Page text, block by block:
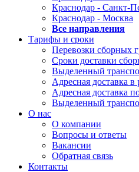
Краснодар - Санкт-
Краснодар - Москва
Все направления
Тарифы и сроки
Перевозки сборных
Сроки доставки
Выделенный
Адресная доставка в
Адресная доставка
Выделенный
О нас
О компании
Вопросы и ответы
Вакансии
Обратная связь
Контакты